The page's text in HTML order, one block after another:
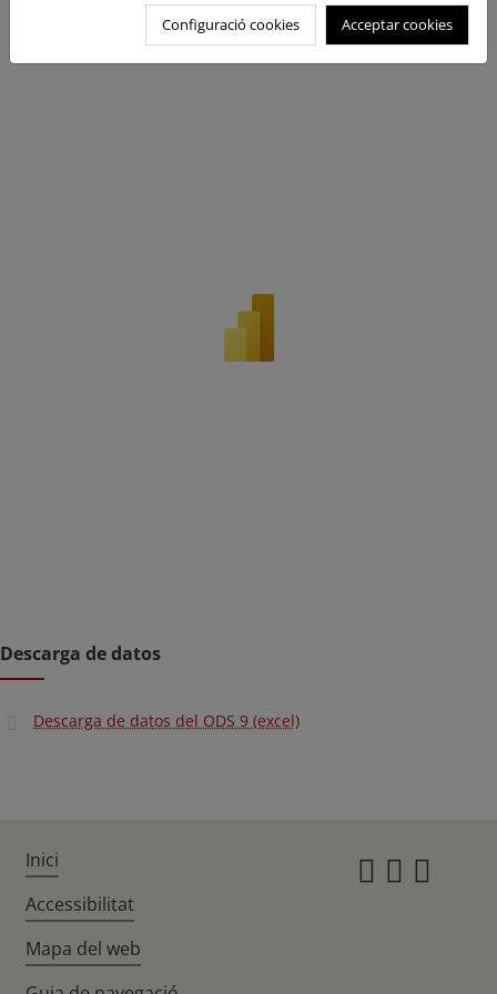
Descarga de datos
Descarga de datos del ODS 9 (excel)
Configuració cookies Acceptar cookies
Inici
Accessibilitat
Mapa del web